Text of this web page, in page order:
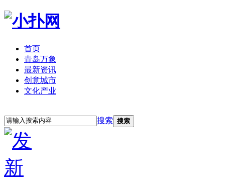
首页
青岛万象
最新资讯
创意城市
文化产业
搜索 搜索